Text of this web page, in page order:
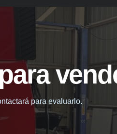
para evaluarlo.